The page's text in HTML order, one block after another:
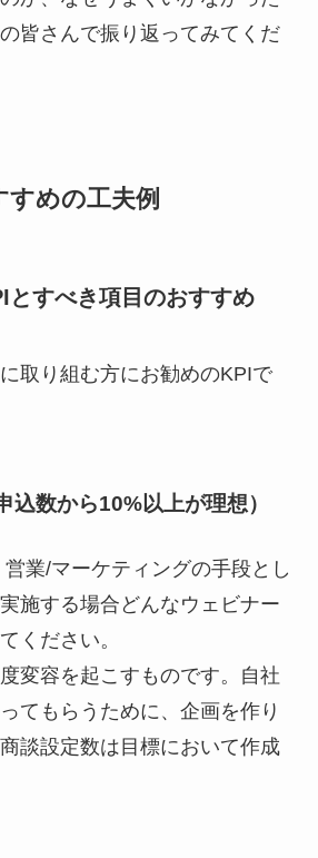
皆さんで振り返ってみてくだ
すめの工夫例
とすべき項目のおすすめ
取り組む方にお勧めのKPIで
込数から10%以上が理想）
業/マーケティングの手段とし
施する場合どんなウェビナー
ください。
変容を起こすものです。自社
てもらうために、企画を作り
談設定数は目標において作成